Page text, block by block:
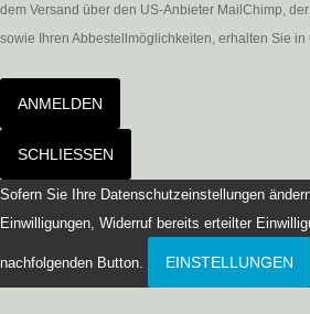
dem Versand über den US-Anbieter MailChimp,
sowie Ihren Abbestellmöglichkeiten, erhalten Sie in
ANMELDEN
SCHLIESSEN
Sofern Sie Ihre Datenschutzeinstellungen
Einwilligungen, Widerruf bereits erteilter
nachfolgenden Button. EINSTELLUNGEN